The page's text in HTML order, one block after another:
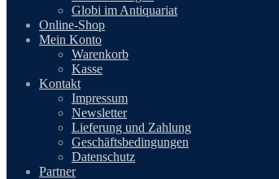
Globi im Antiquariat
Online-Shop
Mein Konto
Warenkorb
Kasse
Kontakt
Impressum
Newsletter
Lieferung und Zahlung
Geschäftsbedingungen
Datenschutz
Partner